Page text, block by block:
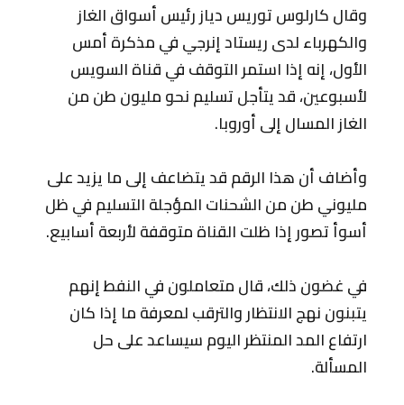
وقال كارلوس توريس دياز رئيس أسواق الغاز
والكهرباء لدى ريستاد إنرجي في مذكرة أمس
الأول، إنه إذا استمر التوقف في قناة السويس
لأسبوعين، قد يتأجل تسليم نحو مليون طن من
الغاز المسال إلى أوروبا.
وأضاف أن هذا الرقم قد يتضاعف إلى ما يزيد على
مليوني طن من الشحنات المؤجلة التسليم في ظل
أسوأ تصور إذا ظلت القناة متوقفة لأربعة أسابيع.
في غضون ذلك، قال متعاملون في النفط إنهم
يتبنون نهج الانتظار والترقب لمعرفة ما إذا كان
ارتفاع المد المنتظر اليوم سيساعد على حل
المسألة.